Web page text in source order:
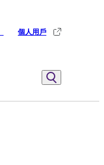
個人用戶